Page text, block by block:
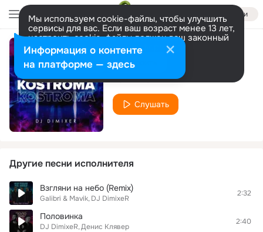
Войти
Мы используем cookie-файлы, чтобы улучшить
сервисы для вас. Если ваш возраст менее 13 лет,
настроить cookie-файлы должен ваш законный
представитель. Больше информации
Разрешить все Настроить
Kostroma
DJ DimixeR
Слушать
Другие песни исполнителя
Взгляни на небо (Remix)
Galibri & Mavik DJ DimixeR
2:32
Половинка
DJ DimixeR Денис Клявер
2:40
Информация о контенте
на платформе — здесь